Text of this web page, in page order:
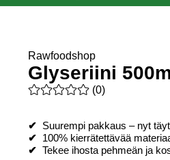
Rawfoodshop
Glyseriini
Keskiarvoluokitus 0 / 5
(0)
✔ Suurempi pakkaus – nyt
✔ 100% kierrätettävää
✔ Tekee ihosta pehmeän ja